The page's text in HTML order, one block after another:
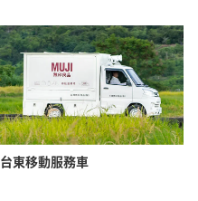
台東移動服務車